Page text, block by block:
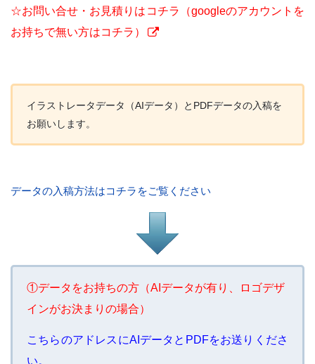
☆お問い合せ・お見積りはコチラ（googleのアカウントを
お持ちで無い方はコチラ）
イラストレータデータ（AIデータ）とPDFデータの入稿を
お願いします。
データの入稿方法はコチラをご覧ください
①データをお持ちの方（AIデータが有り、ロゴデザ
インがお決まりの場合）
こちらのアドレスにAIデータとPDFをお送りくださ
い。